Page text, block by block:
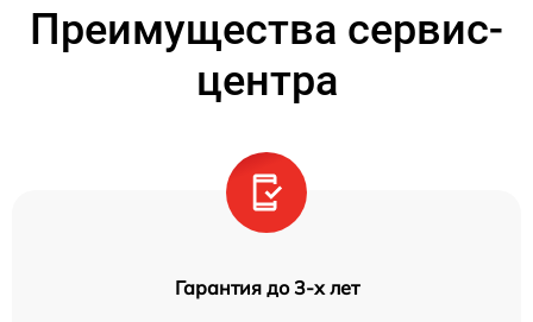
Преимущества сервис-
центра
Гарантия до 3-х лет